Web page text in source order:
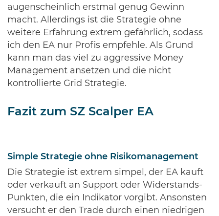
augenscheinlich erstmal genug Gewinn
macht. Allerdings ist die Strategie ohne
weitere Erfahrung extrem gefährlich, sodass
ich den EA nur Profis empfehle. Als Grund
kann man das viel zu aggressive Money
Management ansetzen und die nicht
kontrollierte Grid Strategie.
Fazit zum SZ Scalper EA
Simple Strategie ohne Risikomanagement
Die Strategie ist extrem simpel, der EA kauft
oder verkauft an Support oder Widerstands-
Punkten, die ein Indikator vorgibt. Ansonsten
versucht er den Trade durch einen niedrigen